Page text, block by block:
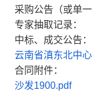
采购公告（或单
专家抽取记录：
中标、成交公告：
云南省滇东北中
合同附件：
沙发1900.pdf